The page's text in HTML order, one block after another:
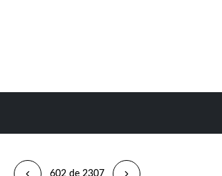
602 de 2307